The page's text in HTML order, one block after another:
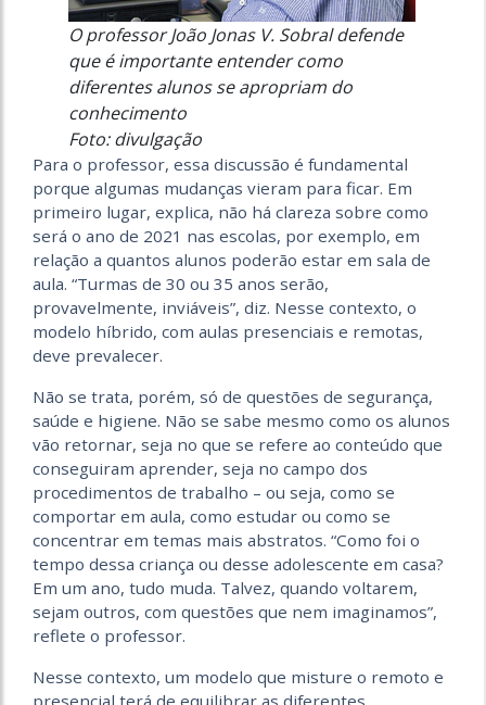
O professor João Jonas V. Sobral defende
que é importante entender como
diferentes alunos se apropriam do
conhecimento
Foto: divulgação
Para o professor, essa discussão é fundamental
porque algumas mudanças vieram para ficar. Em
primeiro lugar, explica, não há clareza sobre como
será o ano de 2021 nas escolas, por exemplo, em
relação a quantos alunos poderão estar em sala de
aula. “Turmas de 30 ou 35 anos serão,
provavelmente, inviáveis”, diz. Nesse contexto, o
modelo híbrido, com aulas presenciais e remotas,
deve prevalecer.
Não se trata, porém, só de questões de segurança,
saúde e higiene. Não se sabe mesmo como os alunos
vão retornar, seja no que se refere ao conteúdo que
conseguiram aprender, seja no campo dos
procedimentos de trabalho – ou seja, como se
comportar em aula, como estudar ou como se
concentrar em temas mais abstratos. “Como foi o
tempo dessa criança ou desse adolescente em casa?
Em um ano, tudo muda. Talvez, quando voltarem,
sejam outros, com questões que nem imaginamos”,
reflete o professor.
Nesse contexto, um modelo que misture o remoto e
presencial terá de equilibrar as diferentes